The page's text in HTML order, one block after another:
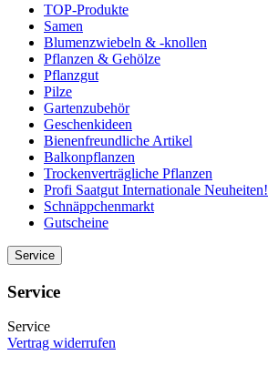
TOP-Produkte
Samen
Blumenzwiebeln & -knollen
Pflanzen & Gehölze
Pflanzgut
Pilze
Gartenzubehör
Geschenkideen
Bienenfreundliche Artikel
Balkonpflanzen
Trockenverträgliche Pflanzen
Profi Saatgut Internationale Neuheiten!
Schnäppchenmarkt
Gutscheine
Service
Service
Service
Vertrag widerrufen